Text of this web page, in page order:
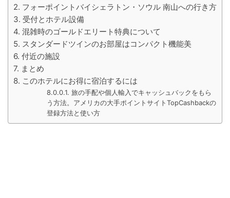
フォーポイントバイシェラトン・ソウル 南山への行き方
受付とホテル設備
混雑時のゴールドエリート特典について
スタンダードツインのお部屋はコンパクト機能美
付近の施設
まとめ
このホテルにお得に宿泊するには
旅の手配や個人輸入でキャッシュバックをもら
う方法。アメリカの大手ポイントサイトTopCashbackの
登録方法と使い方